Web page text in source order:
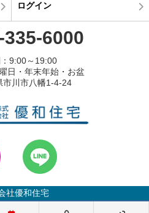
ログイン
335-6000
9:00～19:00
日・年末年始・お盆
市川市八幡1-4-24
社優和住宅